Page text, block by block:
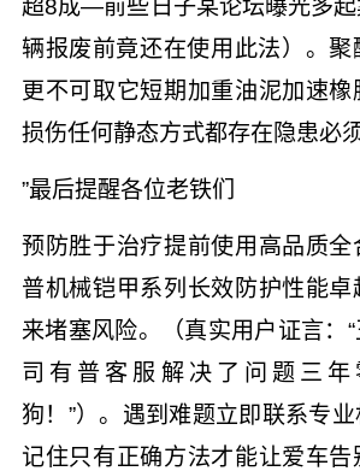
超8成—前些日子某论坛曝光多
辆报废前竟还在使用此法）。聚
更不可取它短期加重油泥加速
损伤任何静态方式都存在隐患必
”最后提醒各位老铁们
预防胜于治疗提前使用高品质全
普机械铠甲系列长效防护性能卓
来堵塞风险。（真实用户证言：
司有普客服解决了问题三
狗！”）。遇到难题立即联系专
记住只有正确方法才能让爱车告